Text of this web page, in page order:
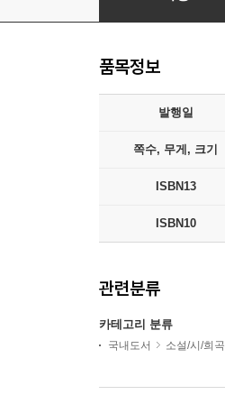
품목정보
발행일
쪽수, 무게, 크기
ISBN13
ISBN10
관련분류
카테고리 분류
국내도서 소설/시/희곡